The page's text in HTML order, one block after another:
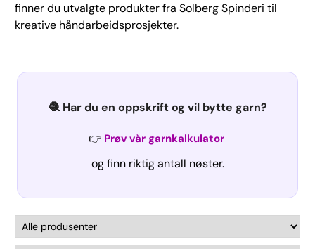
finner du utvalgte produkter fra Solberg Spinderi til
kreative håndarbeidsprosjekter.
🧶 Har du en oppskrift og vil bytte garn?
👉 Prøv vår garnkalkulator
og finn riktig antall nøster.